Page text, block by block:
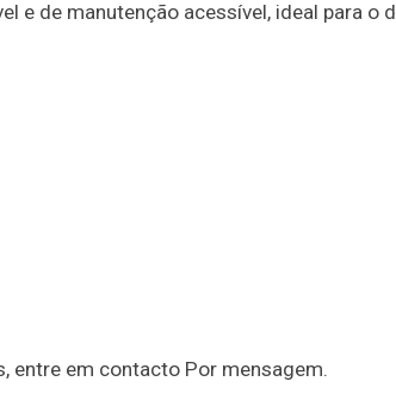
e de manutenção acessível, ideal para o
entre em contacto Por mensagem.